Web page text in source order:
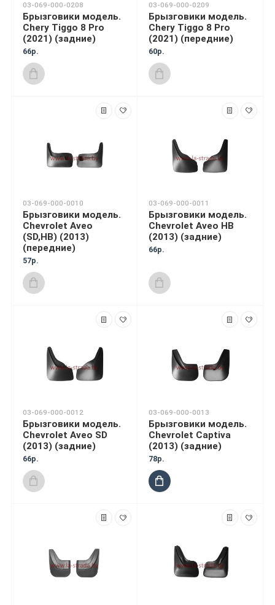
03-069-000-0208
Брызговики модель.
Chery Tiggo 8 Pro
(2021) (задние)
66р.
03-069-000-0209
Брызговики модель.
Chery Tiggo 8 Pro
(2021) (передние)
60р.
03-069-000-0010
Брызговики модель.
Chevrolet Aveo
(SD,HB) (2013)
(передние)
57р.
03-069-000-0011
Брызговики модель.
Chevrolet Aveo HB
(2013) (задние)
66р.
03-069-000-0012
Брызговики модель.
Chevrolet Aveo SD
(2013) (задние)
66р.
03-069-000-0013
Брызговики модель.
Chevrolet Captiva
(2013) (задние)
78р.